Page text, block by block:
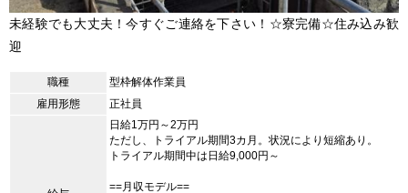
未経験でも大丈夫！今すぐご連絡を下さい！☆寮完備☆住み込み歓
迎
職種
型枠解体作業員
雇用形態
正社員
日給1万円～2万円
ただし、トライアル期間3カ月。状況により短縮あり。
トライアル期間中は日給9,000円～
==月収モデル==